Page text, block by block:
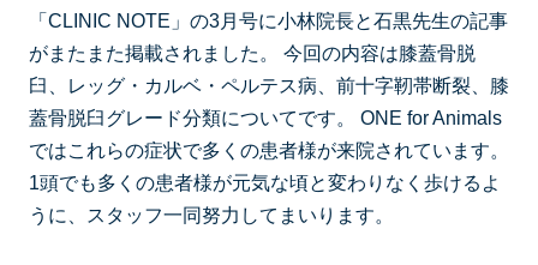
「CLINIC NOTE」の3月号に小林院長と石黒先生の記事
がまたまた掲載されました。 今回の内容は膝蓋骨脱
臼、レッグ・カルベ・ペルテス病、前十字靭帯断裂、膝
蓋骨脱臼グレード分類についてです。 ONE for Animals
ではこれらの症状で多くの患者様が来院されています。
1頭でも多くの患者様が元気な頃と変わりなく歩けるよ
うに、スタッフ一同努力してまいります。